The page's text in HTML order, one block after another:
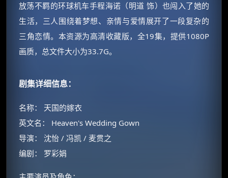
放荡不羁的环球机车手程海诺（明道 饰）也闯入了她的
生活，三人围绕着梦想、亲情与爱情展开了一段复杂的
三角恋情。本资源为高清收藏版，全19集，提供1080P
画质，总文件大小为33.7G。
剧集详细信息：
名称： 天国的嫁衣
英文名： Heaven's Wedding Gown
导演： 沈怡 / 冯凯 / 麦贯之
编剧： 罗彩娟